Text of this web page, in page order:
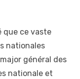
que ce vaste
nationales
général des
nationale et